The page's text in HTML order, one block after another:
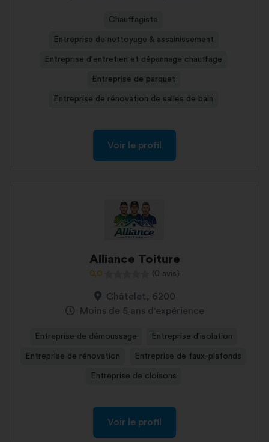
Chauffagiste
Entreprise de nettoyage & assainissement
Entreprise d'entretien et dépannage chauffage
Entreprise de parquet
Entreprise de rénovation de salles de bain
Voir le profil
Alliance Toiture
0,0 (0 avis)
Châtelet, 6200
Moins de 5 ans d'expérience
Entreprise de démoussage Entreprise d'isolation
Entreprise de rénovation Entreprise de faux-plafonds
Entreprise de cloisons
Voir le profil